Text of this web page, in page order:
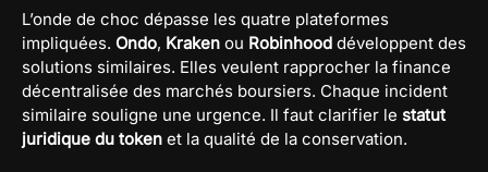
L’onde de choc dépasse les quatre plateformes
impliquées. Ondo, Kraken ou Robinhood développent des
solutions similaires. Elles veulent rapprocher la finance
décentralisée des marchés boursiers. Chaque incident
similaire souligne une urgence. Il faut clarifier le statut
juridique du token et la qualité de la conservation.